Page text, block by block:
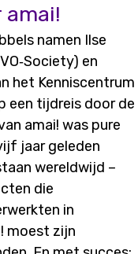
amai!
namen Ilse
en
het Kenniscentrum
een tijdreis door de
amai! was pure
jaar geleden
wereldwijd –
die
in
moest zijn